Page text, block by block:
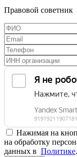
Правовой советник
Нажимая на
на обработку
данных в Политике.